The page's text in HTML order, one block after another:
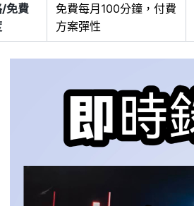
免費
免費每月100分鐘，付費
方案彈性